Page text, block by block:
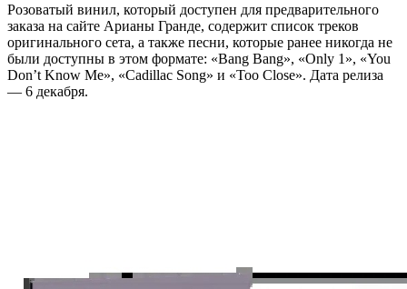
Розоватый винил, который доступен для предварительного
заказа на сайте Арианы Гранде, содержит список треков
оригинального сета, а также песни, которые ранее никогда не
были доступны в этом формате: «Bang Bang», «Only 1», «You
Don’t Know Me», «Cadillac Song» и «Too Close». Дата релиза
— 6 декабря.